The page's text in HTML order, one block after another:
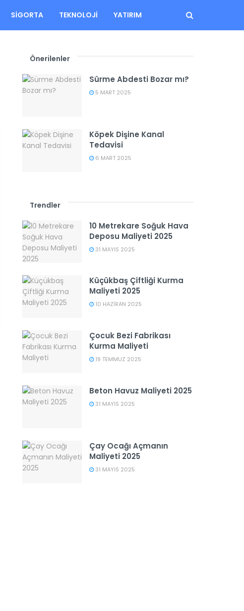
SIGORTA TEKNOLOJI YATIRIM
Önerilenler
Sürme Abdesti Bozar mı?
5 MART 2025
Köpek Dişine Kanal
Tedavisi
6 MART 2025
Trendler
10 Metrekare Soğuk Hava
Deposu Maliyeti 2025
31 MAYIS 2025
Küçükbaş Çiftliği Kurma
Maliyeti 2025
10 HAZIRAN 2025
Çocuk Bezi Fabrikası
Kurma Maliyeti
19 TEMMUZ 2025
Beton Havuz Maliyeti 2025
31 MAYIS 2025
Çay Ocağı Açmanın
Maliyeti 2025
31 MAYIS 2025